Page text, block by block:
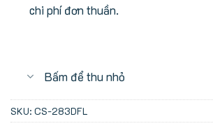
chi phí đơn thuần.
Bấm để thu nhỏ
SKU: CS-283DFL